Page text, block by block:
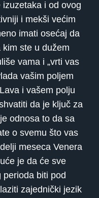
i od ovog
i mekši većim
imati osećaj da
ste u dužem
vama i „vrti vas
vašim poljem
i vašem polju
da je ključ za
odnosa to da sa
o svemu što vas
meseca Venera
je da će sve
biti pod
zajednički jezik